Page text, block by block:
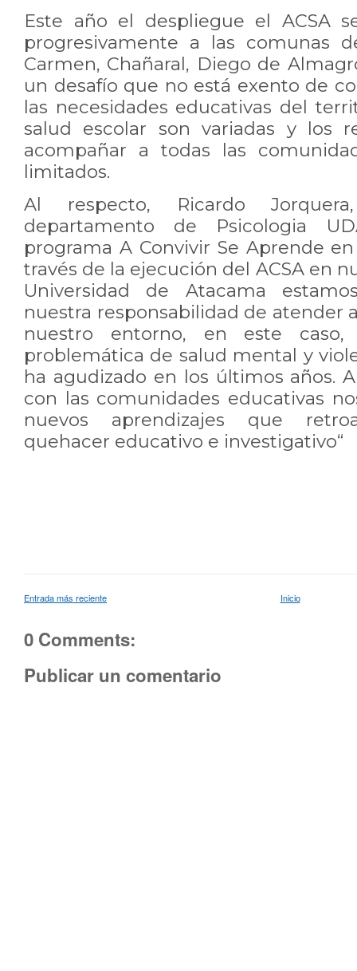
Este año el despliegue el ACSA
progresivamente a las comunas
Carmen, Chañaral, Diego de
un desafío que no está exento de
las necesidades educativas del
salud escolar son variadas y los
acompañar a todas las
limitados.
Al respecto, Ricardo
departamento de Psicologia
programa A Convivir Se Aprende
través de la ejecución del ACSA en
Universidad de Atacama
nuestra responsabilidad de atender
nuestro entorno, en este
problemática de salud mental y
ha agudizado en los últimos años.
con las comunidades educativas
nuevos aprendizajes que
quehacer educativo e investigativo“
Entrada más reciente Inicio
0 Comments:
Publicar un comentario